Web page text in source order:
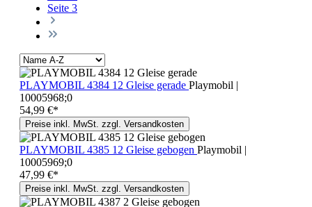
Seite 3
PLAYMOBIL 4384 12 Gleise gerade Playmobil |
10005968;0
54,99 €*
Preise inkl. MwSt. zzgl. Versandkosten
PLAYMOBIL 4385 12 Gleise gebogen Playmobil |
10005969;0
47,99 €*
Preise inkl. MwSt. zzgl. Versandkosten